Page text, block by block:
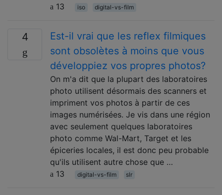
13
iso digital-vs-film
4
Est-il vrai que les reflex filmiques
sont obsolètes à moins que vous
développiez vos propres photos?
On m'a dit que la plupart des laboratoires
photo utilisent désormais des scanners et
impriment vos photos à partir de ces
images numérisées. Je vis dans une région
avec seulement quelques laboratoires
photo comme Wal-Mart, Target et les
épiceries locales, il est donc peu probable
qu'ils utilisent autre chose que …
13
digital-vs-film slr